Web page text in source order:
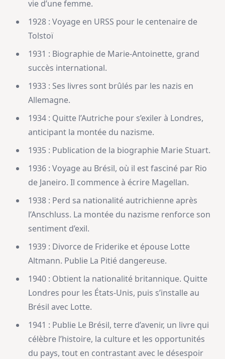
vie d’une femme.
1928 : Voyage en URSS pour le centenaire de
Tolstoï
1931 : Biographie de Marie-Antoinette, grand
succès international.
1933 : Ses livres sont brûlés par les nazis en
Allemagne.
1934 : Quitte l’Autriche pour s’exiler à Londres,
anticipant la montée du nazisme.
1935 : Publication de la biographie Marie Stuart.
1936 : Voyage au Brésil, où il est fasciné par Rio
de Janeiro. Il commence à écrire Magellan.
1938 : Perd sa nationalité autrichienne après
l’Anschluss. La montée du nazisme renforce son
sentiment d’exil.
1939 : Divorce de Friderike et épouse Lotte
Altmann. Publie La Pitié dangereuse.
1940 : Obtient la nationalité britannique. Quitte
Londres pour les États-Unis, puis s’installe au
Brésil avec Lotte.
1941 : Publie Le Brésil, terre d’avenir, un livre qui
célèbre l’histoire, la culture et les opportunités
du pays, tout en contrastant avec le désespoir